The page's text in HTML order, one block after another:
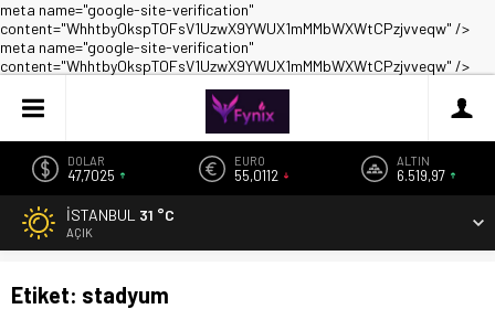
meta name="google-site-verification"
content="WhhtbyOkspTOFsV1UzwX9YWUX1mMMbWXWtCPzjvveqw" />
meta name="google-site-verification"
content="WhhtbyOkspTOFsV1UzwX9YWUX1mMMbWXWtCPzjvveqw" />
DOLAR
47,7025
EURO
55,0112
ALTIN
6.519,97
İSTANBUL 31 °C
AÇIK
Etiket: stadyum